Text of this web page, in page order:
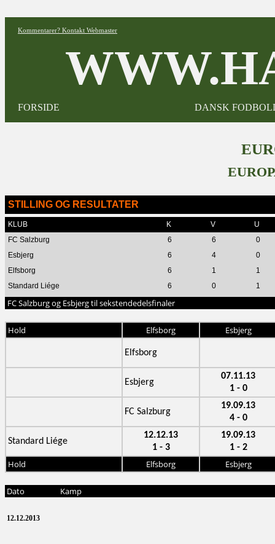
Kommentarer? Kontakt Webmaster
FORSIDE DANSK
STILLING OG RESULTATER
KLUB K V
U
FC Salzburg
6 6
0
Esbjerg
6 4
0
Elfsborg
6 1
1
Standard Liége
6 0 1
FC Salzburg og Esbjerg til sekstendedelsfinaler
Hold Elfsborg Esbjerg
Elfsborg
Esbjerg
07.11.13
1 - 0
FC Salzburg
19.09.13
4 - 0
Standard Liége
12.12.13
1 - 3
19.09.13
1 - 2
Hold Elfsborg Esbjerg
Dato Kamp
12.12.2013